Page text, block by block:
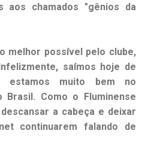
chamados "gênios da
melhor possível pelo clube,
saímos hoje de
estamos muito bem no
Como o Fluminense
a cabeça e deixar
continuarem falando de